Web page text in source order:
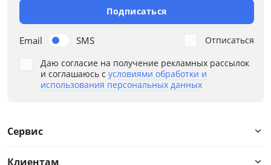
Email SMS
Подписаться
Даю согласие на получение рекламных рассылок
и соглашаюсь с условиями обработки и
использования персональных данных
Отписаться
Сервис
Клиентам